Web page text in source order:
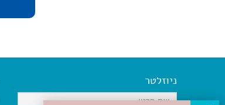
ניוזלטר